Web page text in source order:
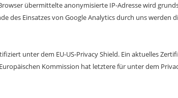
übermittelte anonymisierte IP-Adresse wird
des Einsatzes von Google Analytics durch uns werden
unter dem EU-US-Privacy Shield. Ein aktuelles
Kommission hat letztere für unter dem